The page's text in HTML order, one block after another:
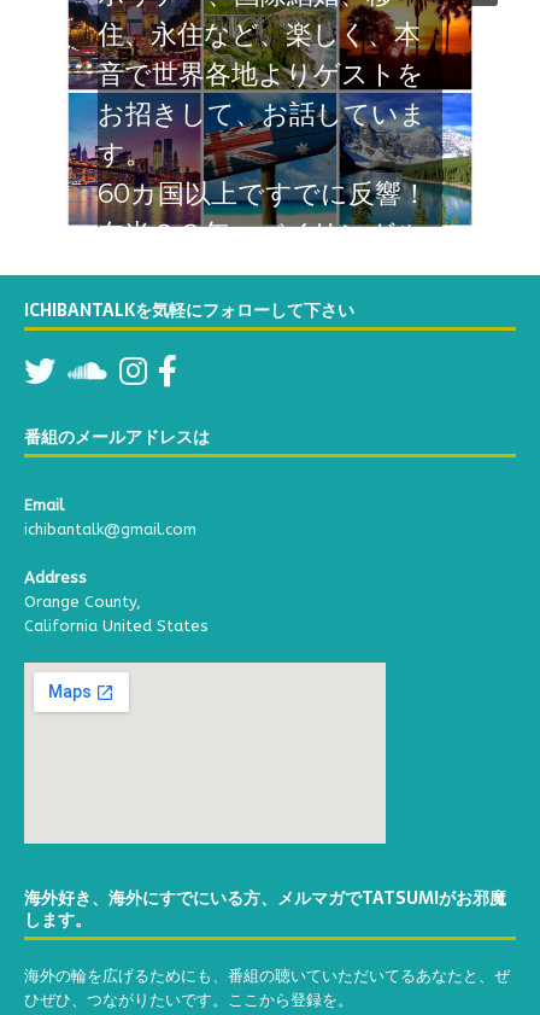
住、永住など、楽しく、本
音で世界各地よりゲストを
お招きして、お話していま
す。
60カ国以上ですでに反響！
在米２８年 バイリンガル
なTatsumiが関西弁でカリ
フォルニアよりお届けする
６０分の対談番組。お楽し
みください
ICHIBANTALKを気軽にフォローして下さい
番組のメールアドレスは
Email
ichibantalk@gmail.com
Address
Orange County,
California United States
海外好き、海外にすでにいる方、メルマガでTATSUMIがお邪魔
します。
海外の輪を広げるためにも、番組の聴いていただいてるあなたと、ぜ
ひぜひ、つながりたいです。ここから登録を。